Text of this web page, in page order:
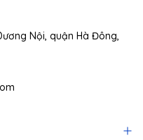
Nội, quận Hà Đông,